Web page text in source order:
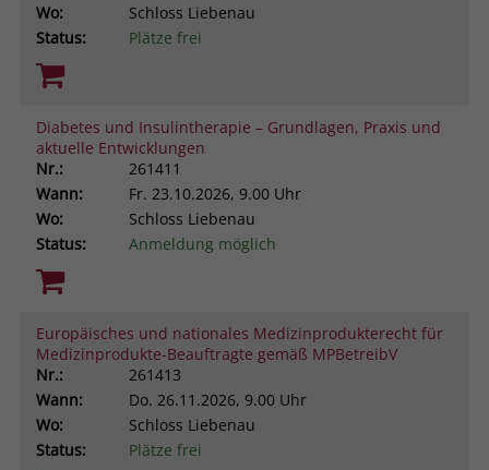
Wo:
Schloss Liebenau
Status:
Plätze frei
Diabetes und Insulintherapie – Grundlagen, Praxis und
aktuelle Entwicklungen
Nr.:
261411
Wann:
Fr. 23.10.2026, 9.00 Uhr
Wo:
Schloss Liebenau
Status:
Anmeldung möglich
Europäisches und nationales Medizinprodukterecht für
Medizinprodukte-Beauftragte gemäß MPBetreibV
Nr.:
261413
Wann:
Do. 26.11.2026, 9.00 Uhr
Wo:
Schloss Liebenau
Status:
Plätze frei